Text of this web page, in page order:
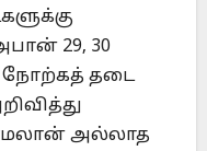
29, 30
நோற்கத் தடை
அல்லாத